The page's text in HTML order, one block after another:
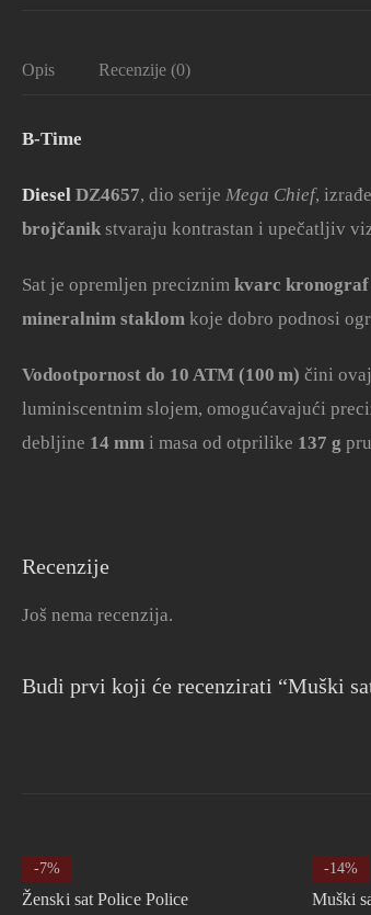
Opis Recenzije (0)
B-Time
Diesel DZ4657, dio serije Mega Chief,
brojčanikstvaraju kontrastan i upečatljiv
Sat je opremljen preciznim kvarc kronograf
mineralnim staklom koje dobro podnosi
Vodootpornost do 10 ATM (100 m) čini
luminiscentnim slojem, omogućavajući
debljine 14 mm i masa od otprilike 137 g
Recenzije
Još nema recenzija.
Budi prvi koji će recenzirati “Muški
-7%
Ženski sat Police Police
-14%
Muški